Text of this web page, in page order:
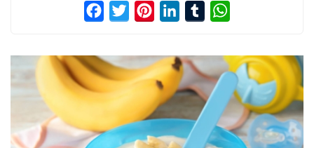
FacebookTwitterPinterestLinkedInTumblr